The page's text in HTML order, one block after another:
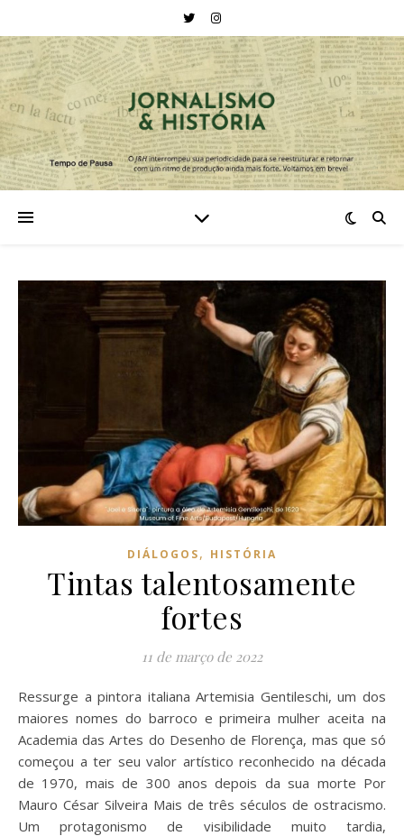
DIÁLOGOS, HISTÓRIA
Tintas talentosamente
fortes
11 de março de 2022
Ressurge a pintora italiana Artemisia Gentileschi, um dos
maiores nomes do barroco e primeira mulher aceita na
Academia das Artes do Desenho de Florença, mas que só
começou a ter seu valor artístico reconhecido na década
de 1970, mais de 300 anos depois da sua morte Por
Mauro César Silveira Mais de três séculos de ostracismo.
Um protagonismo de visibilidade muito tardia,